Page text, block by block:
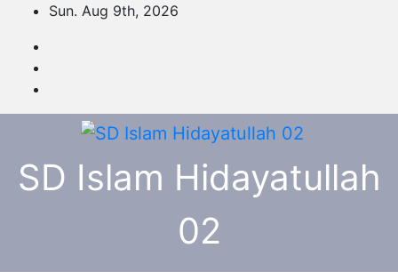
content
Sun. Aug 9th, 2026
SD Islam Hidayatullah
02